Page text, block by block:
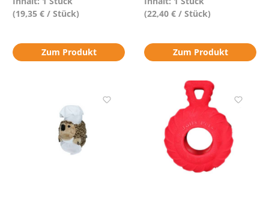
(19,35 € / Stück)
Zum Produkt
(22,40 € / Stück)
Zum Produkt